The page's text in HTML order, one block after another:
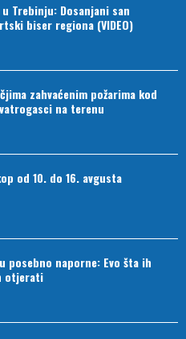
Trebinju: Dosanjani san
biser regiona (VIDEO)
zahvaćenim požarima kod
na terenu
od 10. do 16. avgusta
posebno naporne: Evo šta ih
otjerati